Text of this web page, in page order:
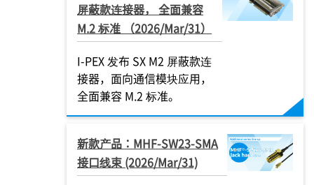
屏蔽款连接器， 全面兼容
M.2 标准 （2026/Mar/31）
I-PEX发布 SX M2 屏蔽款连
接器，面向通信模块应用，
全面兼容 M.2 标准。
新款产品：MHF-SW23-SMA
接口线束 (2026/Mar/31)